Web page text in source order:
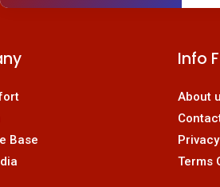
Base
Info
About
Terms